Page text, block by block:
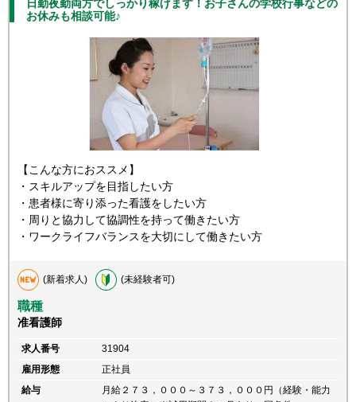
日勤夜勤両方でしっかり稼げます！お子さんの学校行事などの
お休みも相談可能♪
【こんな方におススメ】
・スキルアップを目指したい方
・患者様に寄り添った看護をしたい方
・周りと協力して協調性を持って働きたい方
・ワークライフバランスを大切にして働きたい方
(新着求人) (未経験者可)
職種
准看護師
求人番号
31904
雇用形態
正社員
給与
月給２７３，０００～３７３，０００円（経験・能力